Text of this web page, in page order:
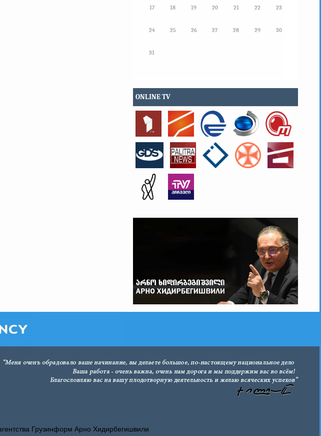
17 18 19 20 21 22 23
24 25 26 27 28 29 30
31
ONLINE TV
Грузинформ Арно Хидирбегишвили